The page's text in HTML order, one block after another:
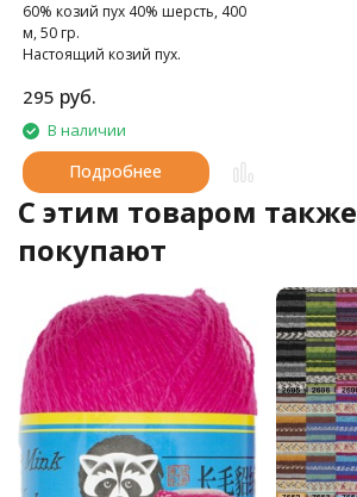
60% козий пух 40% шерсть, 400
м, 50 гр.
Настоящий козий пух.
295 руб.
В наличии
Подробнее
C этим товаром также
покупают